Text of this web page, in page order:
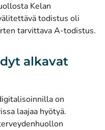
Kelan
todistus oli
tarvittava A-todistus.
alkavat
on
laajaa hyötyä.